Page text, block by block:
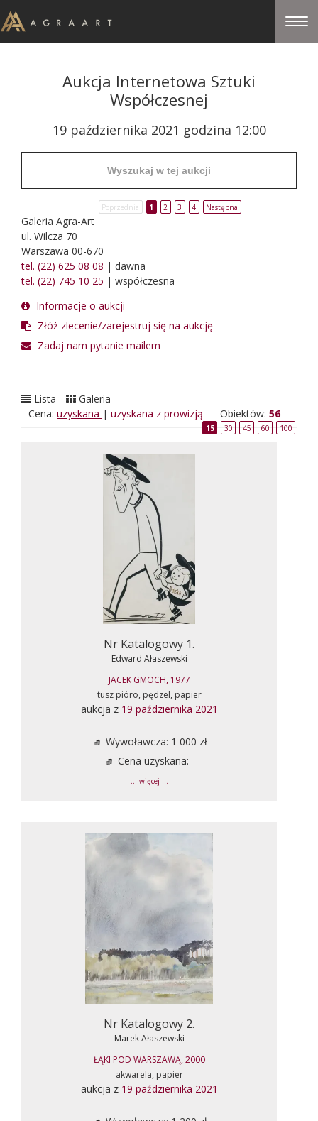
Aukcja Internetowa Sztuki
Współczesnej
19 października 2021 godzina 12:00
Poprzednia 1 2 3 4 Następna
Galeria Agra-Art
ul. Wilcza 70
Warszawa 00-670
tel. (22) 625 08 08 | dawna
tel. (22) 745 10 25 | współczesna
Informacje o aukcji
Złóż zlecenie/zarejestruj się na aukcję
Zadaj nam pytanie mailem
Lista
Galeria
Cena: uzyskana | uzyskana z prowizją Obiektów: 56
15 30 45 60 100
Nr Katalogowy 1.
Edward Ałaszewski
JACEK GMOCH, 1977
tusz pióro, pędzel, papier
aukcja z 19 października 2021
Wywoławcza: 1 000 zł
Cena uzyskana: -
... więcej ...
Nr Katalogowy 2.
Marek Ałaszewski
ŁĄKI POD WARSZAWĄ, 2000
akwarela, papier
aukcja z 19 października 2021